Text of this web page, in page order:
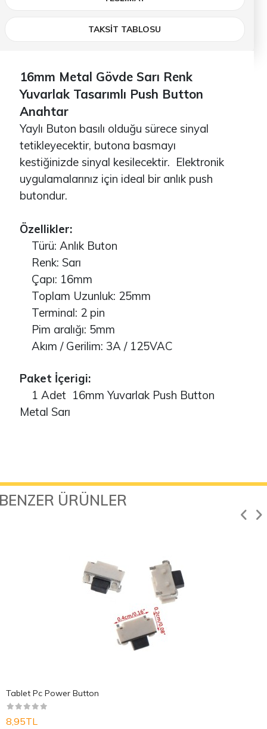
TAKSİT TABLOSU
16mm Metal Gövde Sarı Renk
Yuvarlak Tasarımlı Push Button
Anahtar
Yaylı Buton basılı olduğu sürece sinyal
tetikleyecektir, butona basmayı
kestiğinizde sinyal kesilecektir. Elektronik
uygulamalarınız için ideal bir anlık push
butondur.
Özellikler:
Türü: Anlık Buton
Renk: Sarı
Çapı: 16mm
Toplam Uzunluk: 25mm
Terminal: 2 pin
Pim aralığı: 5mm
Akım / Gerilim: 3A / 125VAC
Paket İçerigi:
1 Adet 16mm Yuvarlak Push Button
Metal Sarı
ÜRÜNLER
Tablet Pc Power Button
8,95TL